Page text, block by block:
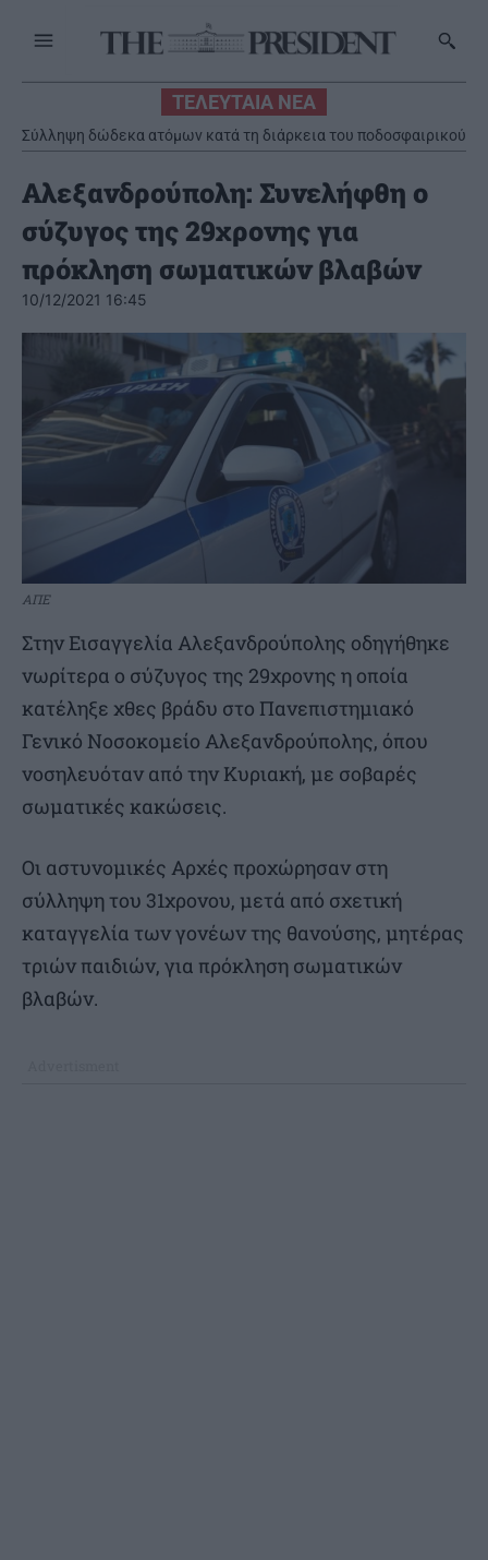
ΤΕΛΕΥΤΑΙΑ ΝΕΑ
Σύλληψη δώδεκα ατόμων κατά τη διάρκεια του ποδοσφαιρικού
αγώνα στο ΟΑΚΑ την Τετάρτη 5 Αυγούστου
Αλεξανδρούπολη: Συνελήφθη ο
σύζυγος της 29χρονης για
πρόκληση σωματικών βλαβών
10/12/2021 16:45
ΑΠΕ
Στην Εισαγγελία Αλεξανδρούπολης οδηγήθηκε
νωρίτερα ο σύζυγος της 29χρονης η οποία
κατέληξε χθες βράδυ στο Πανεπιστημιακό
Γενικό Νοσοκομείο Αλεξανδρούπολης, όπου
νοσηλευόταν από την Κυριακή, με σοβαρές
σωματικές κακώσεις.
Οι αστυνομικές Αρχές προχώρησαν στη
σύλληψη του 31χρονου, μετά από σχετική
καταγγελία των γονέων της θανούσης, μητέρας
τριών παιδιών, για πρόκληση σωματικών
βλαβών.